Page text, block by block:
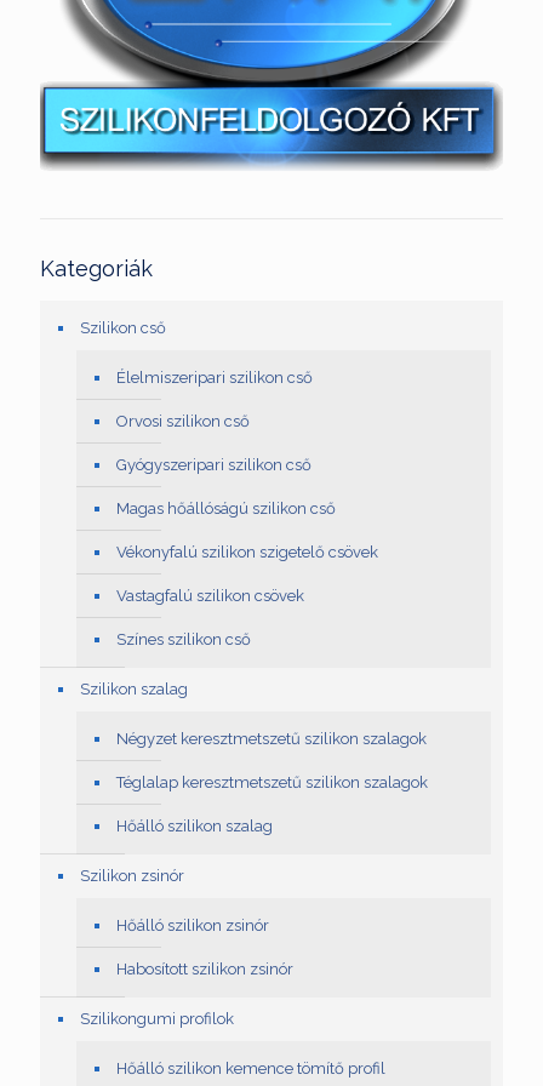
Kategoriák
Szilikon cső
Élelmiszeripari szilikon cső
Orvosi szilikon cső
Gyógyszeripari szilikon cső
Magas hőállóságú szilikon cső
Vékonyfalú szilikon szigetelő csövek
Vastagfalú szilikon csövek
Színes szilikon cső
Szilikon szalag
Négyzet keresztmetszetű szilikon szalagok
Téglalap keresztmetszetű szilikon szalagok
Hőálló szilikon szalag
Szilikon zsinór
Hőálló szilikon zsinór
Habosított szilikon zsinór
Szilikongumi profilok
Hőálló szilikon kemence tömítő profil